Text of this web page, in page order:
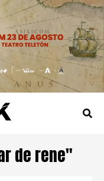
de rene"